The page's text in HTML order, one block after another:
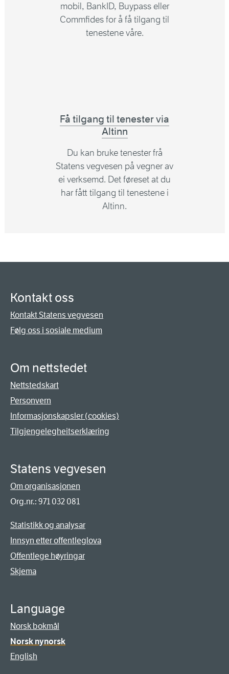
mobil, BankID, Buypass eller
Commfides for å få tilgang til
tenestene våre.
Få tilgang til tenester via
Altinn
Du kan bruke tenester frå
Statens vegvesen på vegner av
ei verksemd. Det føreset at du
har fått tilgang til tenestene i
Altinn.
Kontakt oss
Kontakt Statens vegvesen
Følg oss i sosiale medium
Om nettstedet
Nettstedskart
Personvern
Informasjonskapsler (cookies)
Tilgjengelegheitserklæring
Statens vegvesen
Om organisasjonen
Org.nr.: 971 032 081
Statistikk og analysar
Innsyn etter offentleglova
Offentlege høyringar
Skjema
Language
Norsk bokmål
Norsk nynorsk
English